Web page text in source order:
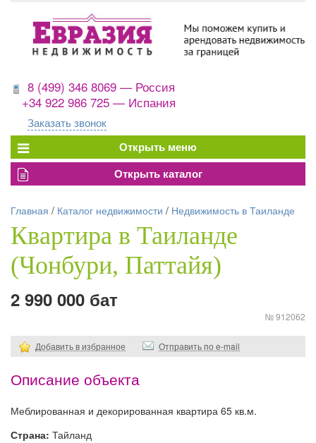
8 (499) 346 8069 — Россия
+34 922 986 725 — Испания
Заказать звонок
Главная / Каталог недвижимости / Недвижимость в Таиланде
Квартира в Таиланде
(Чонбури, Паттайя)
2 990 000 бат
№ 912062
Добавить в избранное Отправить по e-mail
Описание объекта
Меблированная и декорированная квартира 65 кв.м.
Страна: Тайланд